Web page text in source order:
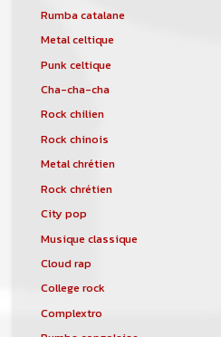
Rumba catalane
Metal celtique
Punk celtique
Cha-cha-cha
Rock chilien
Rock chinois
Metal chrétien
Rock chrétien
City pop
Musique classique
Cloud rap
College rock
Complextro